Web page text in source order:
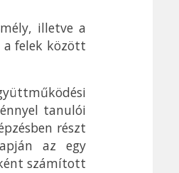
illetve a
felek között
tanulói
részt
az egy
számított